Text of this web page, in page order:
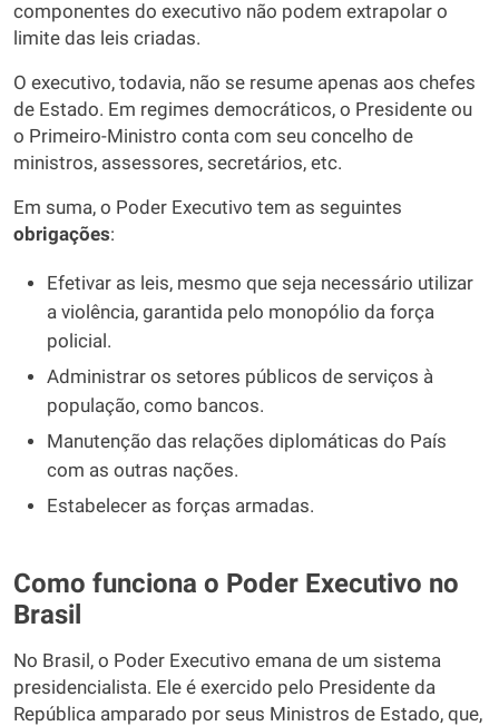
componentes do executivo não podem extrapolar o
limite das leis criadas.
O executivo, todavia, não se resume apenas aos chefes
de Estado. Em regimes democráticos, o Presidente ou
o Primeiro-Ministro conta com seu concelho de
ministros, assessores, secretários, etc.
Em suma, o Poder Executivo tem as seguintes
obrigações:
Efetivar as leis, mesmo que seja necessário utilizar
a violência, garantida pelo monopólio da força
policial.
Administrar os setores públicos de serviços à
população, como bancos.
Manutenção das relações diplomáticas do País
com as outras nações.
Estabelecer as forças armadas.
Como funciona o Poder Executivo no
Brasil
No Brasil, o Poder Executivo emana de um sistema
presidencialista. Ele é exercido pelo Presidente da
República amparado por seus Ministros de Estado, que,